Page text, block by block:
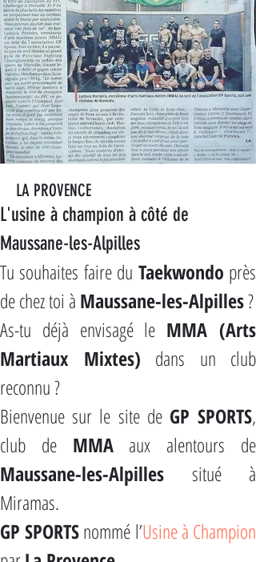
LA PROVENCE
L'usine à champion à côté de
Maussane-les-Alpilles
Tu souhaites faire du Taekwondo près
de chez toi à Maussane-les-Alpilles ?
As-tu déjà envisagé le MMA (Arts
Martiaux Mixtes) dans un club
reconnu ?
Bienvenue sur le site de GP SPORTS,
club de MMA
Maussane-les-Alpilles situé à
Miramas.
GP SPORTS nommé l’Usine à Champion